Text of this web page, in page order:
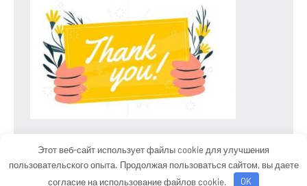
Тема WordPress: Occasio от ThemeZee.
Этот веб-сайт использует файлы cookie для улучшения
пользовательского опыта. Продолжая пользоваться сайтом, вы даете
согласие на использование файлов cookie.
OK